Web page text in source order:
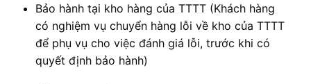
Bảo hành tại kho hàng của TTTT (Khách hàng
có nghiệm vụ chuyển hàng lỗi về kho của TTTT
để phụ vụ cho việc đánh giá lỗi, trước khi có
quyết định bảo hành)